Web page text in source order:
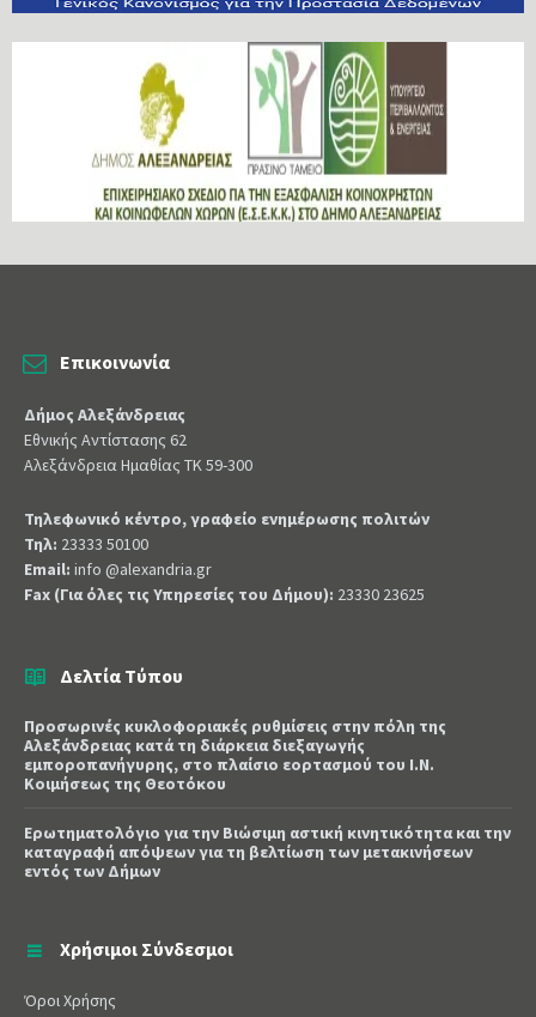
Επικοινωνία
Δήμος Αλεξάνδρειας
Εθνικής Αντίστασης 62
Αλεξάνδρεια Ημαθίας ΤΚ 59-300
Τηλεφωνικό κέντρο, γραφείο ενημέρωσης πολιτών
Τηλ: 23333 50100
Email: info @alexandria.gr
Fax (Για όλες τις Υπηρεσίες του Δήμου): 23330 23625
Δελτία Τύπου
Προσωρινές κυκλοφοριακές ρυθμίσεις στην πόλη της
Αλεξάνδρειας κατά τη διάρκεια διεξαγωγής
εμποροπανήγυρης, στο πλαίσιο εορτασμού του Ι.Ν.
Κοιμήσεως της Θεοτόκου
Ερωτηματολόγιο για την Βιώσιμη αστική κινητικότητα και την
καταγραφή απόψεων για τη βελτίωση των μετακινήσεων
εντός των Δήμων
Χρήσιμοι Σύνδεσμοι
Όροι Χρήσης